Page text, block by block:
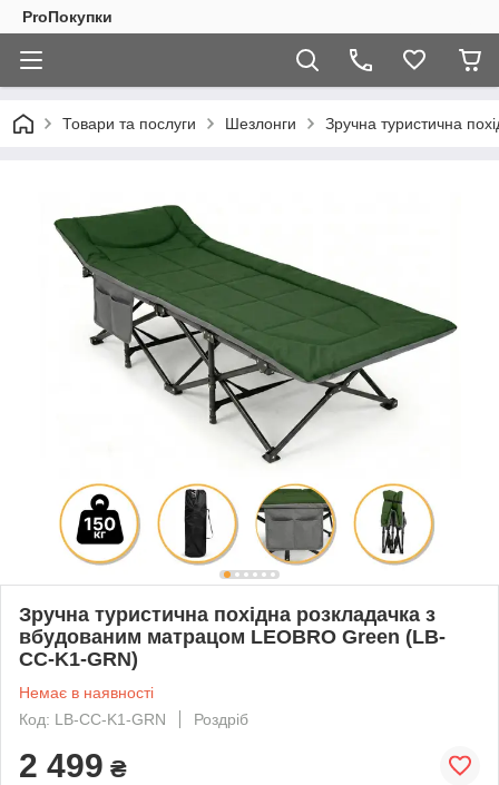
ProПокупки
Товари та послуги Шезлонги Зручна туристична
Зручна туристична похідна розкладачка з
вбудованим матрацом LEOBRO Green (LB-
CC-K1-GRN)
Немає в наявності
Код: LB-CC-K1-GRN
Роздріб
2 499 ₴